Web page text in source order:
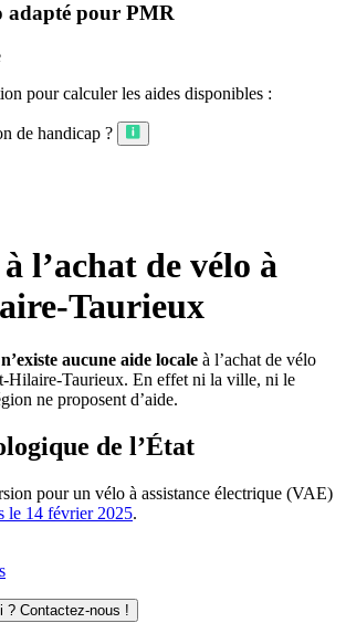
adapté pour PMR
pour calculer les aides disponibles :
de handicap ?
l’achat de vélo à
Taurieux
aucune aide locale à l’achat de vélo
Hilaire-Taurieux. En effet ni la ville, ni le
ne proposent d’aide.
de l’État
pour un vélo à assistance électrique (VAE)
le 14 février 2025.
? Contactez-nous !